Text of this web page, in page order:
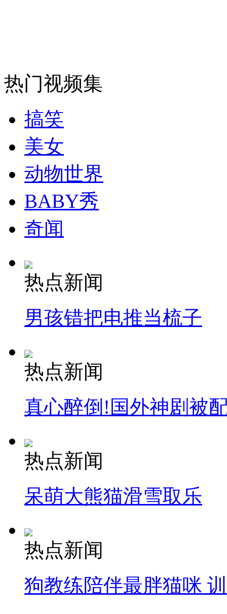
热门视频集
搞笑
美女
动物世界
BABY秀
奇闻
热点新闻
男孩错把电推当梳子
热点新闻
真心醉倒!国外神剧被
热点新闻
呆萌大熊猫滑雪取乐
热点新闻
狗教练陪伴最胖猫咪